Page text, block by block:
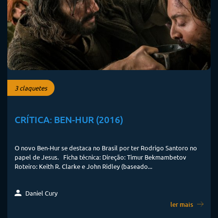
3 claquetes
CRÍTICA: BEN-HUR (2016)
O novo Ben-Hur se destaca no Brasil por ter Rodrigo Santoro no
papel de Jesus. Ficha técnica: Direção: Timur Bekmambetov
Roteiro: Keith R. Clarke e John Ridley (baseado...
Daniel Cury
ler mais